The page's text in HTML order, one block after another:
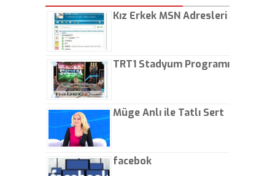
Gezenti
Kız Erkek MSN Adresleri
TRT1 Stadyum Programı
Müge Anlı ile Tatlı Sert
facebok